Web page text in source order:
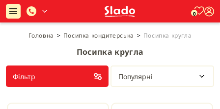
0
Головна > Посипка кондитерська > Посипка кругла
Посипка кругла
Фільтр Популярні